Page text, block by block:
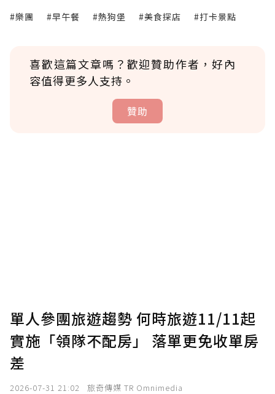
#樂團 #早午餐 #熱狗堡 #美食探店 #打卡景點
喜歡這篇文章嗎？歡迎贊助作者，好內
容值得更多人支持。
贊助
確認送出
單人參團旅遊趨勢 何時旅遊11/11起
實施「領隊不配房」 落單更免收單房
差
2026-07-31 21:02 旅奇傳媒 TR Omnimedia